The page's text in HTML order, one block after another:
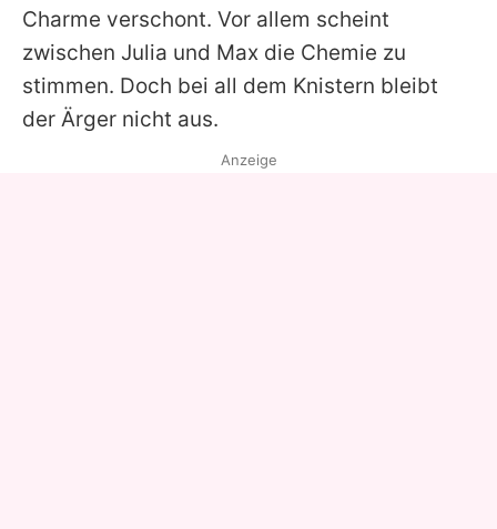
Charme verschont. Vor allem scheint
zwischen Julia und Max die Chemie zu
stimmen. Doch bei all dem Knistern bleibt
der Ärger nicht aus.
Anzeige